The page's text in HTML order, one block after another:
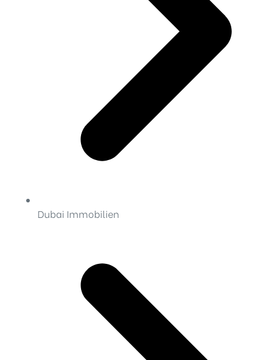
Dubai Immobilien